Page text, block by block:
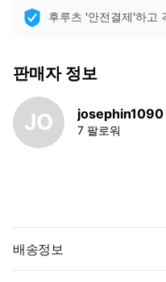
후루츠 '안전결제'하고
판매자 정보
JO josephin1090
7 팔로워
배송정보